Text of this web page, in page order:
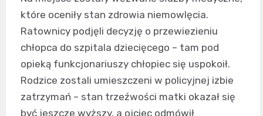
które oceniły stan zdrowia niemowlęcia.
Ratownicy podjęli decyzję o przewiezieniu
chłopca do szpitala dziecięcego – tam pod
opieką funkcjonariuszy chłopiec się uspokoił.
Rodzice zostali umieszczeni w policyjnej izbie
zatrzymań – stan trzeźwości matki okazał się
być jeszcze wyższy, a ojciec odmówił